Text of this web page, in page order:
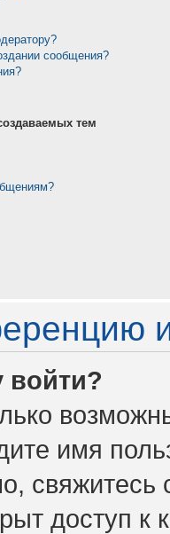
сообщения?
тем
войти?
имя
доступ к